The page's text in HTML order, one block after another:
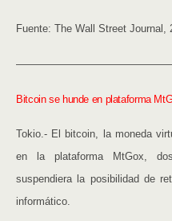
Fuente: The Wall Street Journal,
Bitcoin se hunde en plataforma
Tokio.- El bitcoin, la moneda
en la plataforma MtGox,
suspendiera la posibilidad de
informático.